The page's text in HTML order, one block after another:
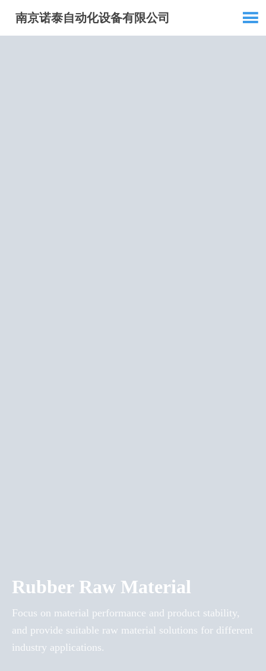
南京诺泰自动化设备有限公司 
Rubber Raw Material
Focus on material performance and product stability,
and provide suitable raw material solutions for different
industry applications.